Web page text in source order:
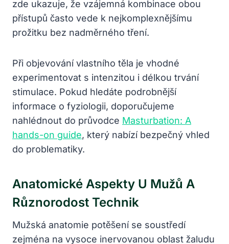
zde ukazuje, že vzájemná kombinace obou
přístupů často vede k nejkomplexnějšímu
prožitku bez nadměrného tření.
Při objevování vlastního těla je vhodné
experimentovat s intenzitou i délkou trvání
stimulace. Pokud hledáte podrobnější
informace o fyziologii, doporučujeme
nahlédnout do průvodce Masturbation: A
hands-on guide, který nabízí bezpečný vhled
do problematiky.
Anatomické Aspekty U Mužů A
Různorodost Technik
Mužská anatomie potěšení se soustředí
zejména na vysoce inervovanou oblast žaludu